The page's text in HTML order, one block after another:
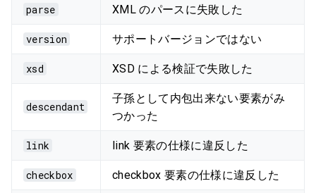
parse XML のパースに失敗した
version サポートバージョンではない
xsd XSD による検証で失敗した
descendant
子孫として内包出来ない要素がみ
つかった
link link 要素の仕様に違反した
checkbox checkbox 要素の仕様に違反した